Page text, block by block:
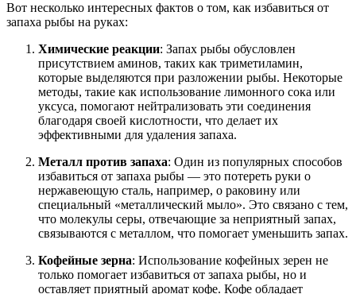
Вот несколько интересных фактов о том, как избавиться от
запаха рыбы на руках:
Химические реакции: Запах рыбы обусловлен
присутствием аминов, таких как триметиламин,
которые выделяются при разложении рыбы. Некоторые
методы, такие как использование лимонного сока или
уксуса, помогают нейтрализовать эти соединения
благодаря своей кислотности, что делает их
эффективными для удаления запаха.
Металл против запаха: Один из популярных способов
избавиться от запаха рыбы — это потереть руки о
нержавеющую сталь, например, о раковину или
специальный «металлический мыло». Это связано с тем,
что молекулы серы, отвечающие за неприятный запах,
связываются с металлом, что помогает уменьшить запах.
Кофейные зерна: Использование кофейных зерен не
только помогает избавиться от запаха рыбы, но и
оставляет приятный аромат кофе. Кофе обладает